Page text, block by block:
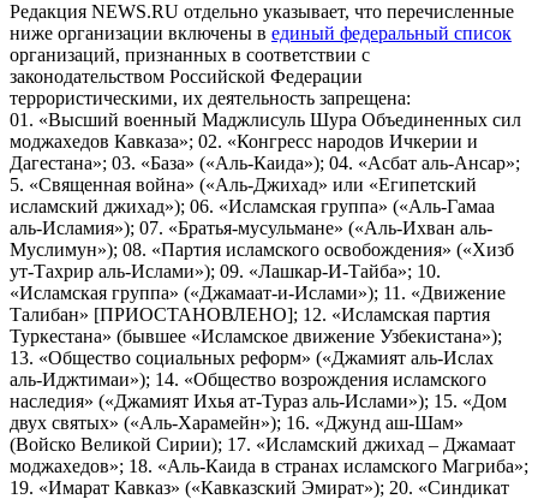
Редакция NEWS.RU отдельно указывает, что перечисленные
ниже организации включены в единый федеральный список
организаций, признанных в соответствии с
законодательством Российской Федерации
террористическими, их деятельность запрещена:
01. «Высший военный Маджлисуль Шура Объединенных сил
моджахедов Кавказа»; 02. «Конгресс народов Ичкерии и
Дагестана»; 03. «База» («Аль-Каида»); 04. «Асбат аль-Ансар»;
5. «Священная война» («Аль-Джихад» или «Египетский
исламский джихад»); 06. «Исламская группа» («Аль-Гамаа
аль-Исламия»); 07. «Братья-мусульмане» («Аль-Ихван аль-
Муслимун»); 08. «Партия исламского освобождения» («Хизб
ут-Тахрир аль-Ислами»); 09. «Лашкар-И-Тайба»; 10.
«Исламская группа» («Джамаат-и-Ислами»); 11. «Движение
Талибан» [ПРИОСТАНОВЛЕНО]; 12. «Исламская партия
Туркестана» (бывшее «Исламское движение Узбекистана»);
13. «Общество социальных реформ» («Джамият аль-Ислах
аль-Иджтимаи»); 14. «Общество возрождения исламского
наследия» («Джамият Ихья ат-Тураз аль-Ислами»); 15. «Дом
двух святых» («Аль-Харамейн»); 16. «Джунд аш-Шам»
(Войско Великой Сирии); 17. «Исламский джихад – Джамаат
моджахедов»; 18. «Аль-Каида в странах исламского Магриба»;
19. «Имарат Кавказ» («Кавказский Эмират»); 20. «Синдикат